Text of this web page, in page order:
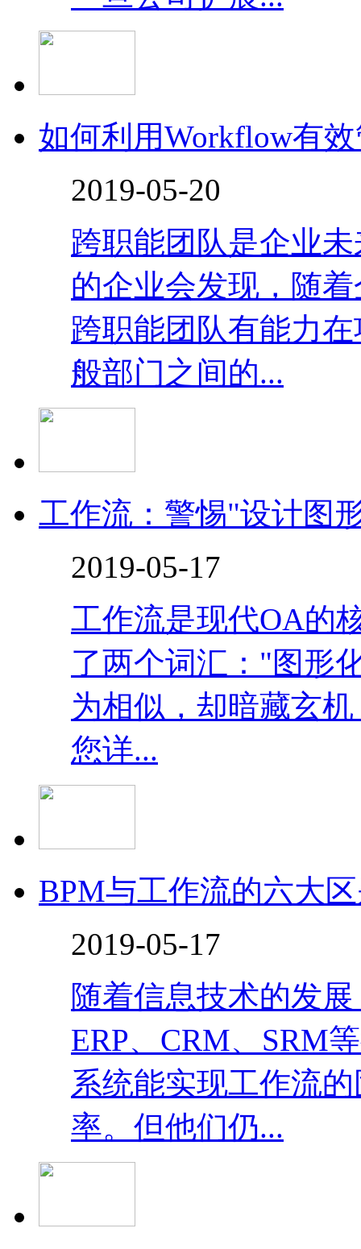
如何利用Workflow有
2019-05-20
跨职能团队是企业
的企业会发现，随
跨职能团队有能力
般部门之间的...
工作流：警惕"设计图
2019-05-17
工作流是现代OA的
了两个词汇："图形
为相似，却暗藏玄
您详...
BPM与工作流的六大
2019-05-17
随着信息技术的发
ERP、CRM、SRM
系统能实现工作流
率。但他们仍...